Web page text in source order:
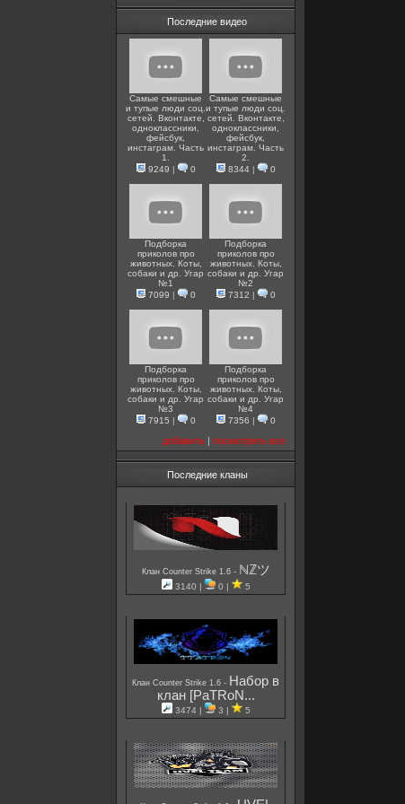
Последние видео
Самые смешные
и тупые люди соц.
сетей. Вконтакте,
одноклассники,
фейсбук,
инстаграм. Часть
1.
9249 | 0
Самые смешные
и тупые люди соц.
сетей. Вконтакте,
одноклассники,
фейсбук,
инстаграм. Часть
2.
8344| 0
Подборка
приколов про
животных. Коты,
собаки и др. Угар
№1
7099 | 0
Подборка
приколов про
животных. Коты,
собаки и др. Угар
№2
7312 | 0
Подборка
приколов про
животных. Коты,
собаки и др. Угар
№3
7915 | 0
Подборка
приколов про
животных. Коты,
собаки и др. Угар
№4
7356 | 0
добавить | посмотреть все
Последние кланы
Клан Counter Strike 1.6 - ℕℤツ
3140 | 0 | 5
Клан Counter Strike 1.6 - Набор в
клан [PaTRoN...
3474 | 3 | 5